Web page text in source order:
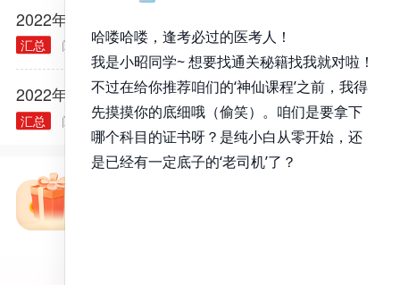
2022年医师资格考试报名规定常见问题汇总
汇总 阅读量： 40314
2022年各类执业/助理医师实践技能大纲汇总
汇总 阅读量： 40240 2021.11.30